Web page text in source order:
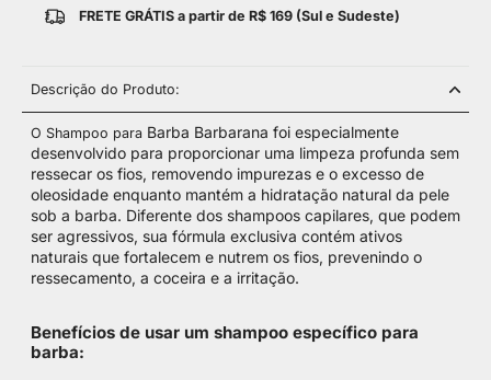
FRETE GRÁTIS a partir de R$ 169 (Sul e Sudeste)
Descrição do Produto:
O Shampoo para Barba Barbarana foi especialmente
desenvolvido para proporcionar uma limpeza profunda sem
ressecar os fios, removendo impurezas e o excesso de
oleosidade enquanto mantém a hidratação natural da pele
sob a barba. Diferente dos shampoos capilares, que podem
ser agressivos, sua fórmula exclusiva contém ativos
naturais que fortalecem e nutrem os fios, prevenindo o
ressecamento, a coceira e a irritação.
Benefícios de usar um shampoo específico para
barba: